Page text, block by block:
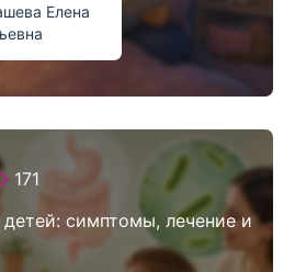
Елена
171
симптомы, лечение и